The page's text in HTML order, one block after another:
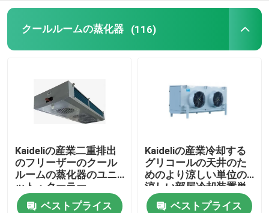
クールルームの蒸化器 (116)
Kaideliの産業二重排出
のフリーザーのクール
ルームの蒸化器のユニ
ット・クーラー
ベストプライス
Kaideliの産業冷却する
グリコールの天井のた
めのより涼しい単位の
涼しい部屋冷却装置単
位
ベストプライス